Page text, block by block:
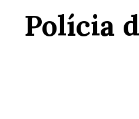
Polícia